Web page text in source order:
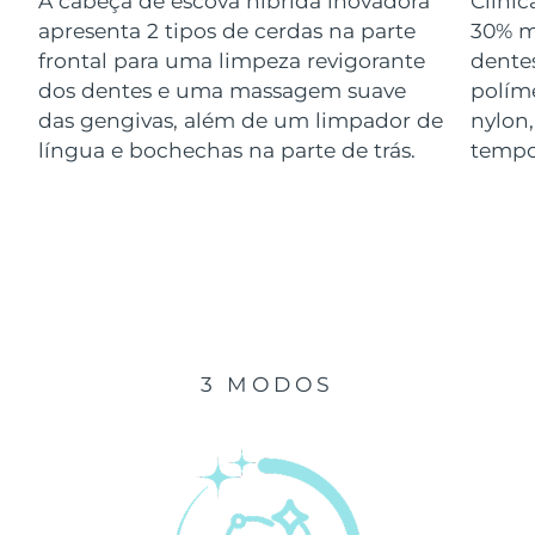
apresenta 2 tipos de cerdas na parte
frontal para uma limpeza revigorante
dos dentes e uma massagem suave
das gengivas, além de um limpador de
língua e bochechas na parte de trás.
30%
3 MODOS
Luxemburgo Entrega prevista 8/11/26
Macau, RAE da
China
Entrega prevista 8/13/26
Malásia Entrega prevista 8/14/26
Entrega prevista
Entrega prevista